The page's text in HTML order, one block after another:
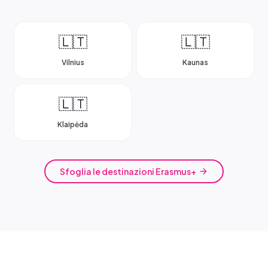
🇱🇹
Vilnius
🇱🇹
Kaunas
🇱🇹
Klaipėda
Sfoglia le destinazioni Erasmus+